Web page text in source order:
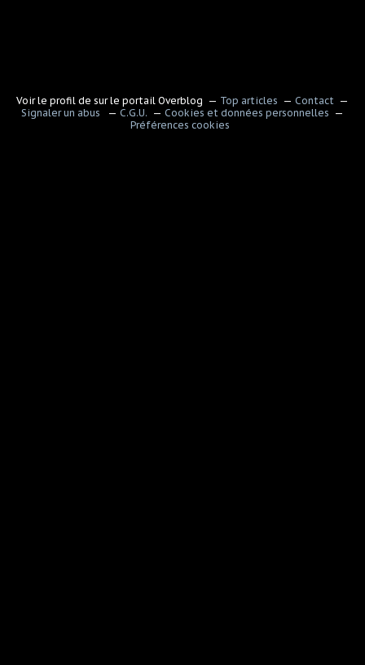
Voir le profil de sur le portail Overblog Top articles
Contact
Signaler un abus
C.G.U.
Cookies et données personnelles
Préférences cookies